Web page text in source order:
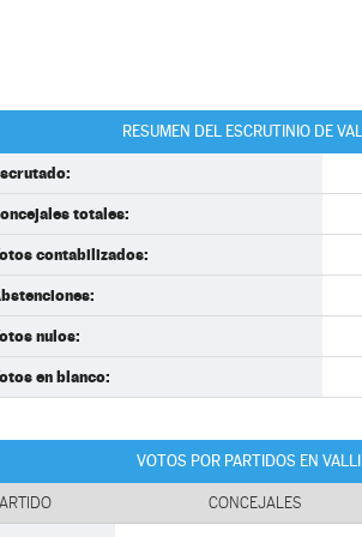
RESUMEN DEL ESCRUTINIO DE
totales:
contabilizados:
nulos:
en blanco:
VOTOS POR PARTIDOS EN
CONCEJALES